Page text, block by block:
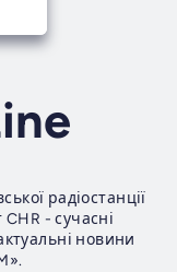
радіостанції
- сучасні
новини